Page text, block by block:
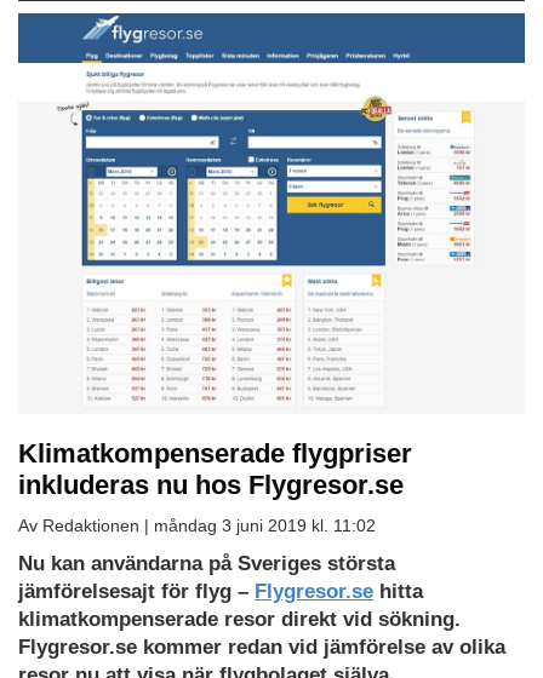
Klimatkompenserade flygpriser
inkluderas nu hos Flygresor.se
Av Redaktionen | måndag 3 juni 2019 kl. 11:02
Nu kan användarna på Sveriges största
jämförelsesajt för flyg – Flygresor.se hitta
klimatkompenserade resor direkt vid sökning.
Flygresor.se kommer redan vid jämförelse av olika